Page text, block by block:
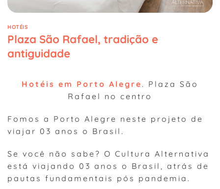
HOTÉIS
Plaza São Rafael, tradição e
antiguidade
Hotéis em Porto Alegre . Plaza São
Rafael no centro
Fomos a Porto Alegre neste projeto de
viajar 03 anos o Brasil.
Se você não sabe? O Cultura Alternativa
está viajando 03 anos o Brasil, atrás de
pautas fundamentais pós pandemia.